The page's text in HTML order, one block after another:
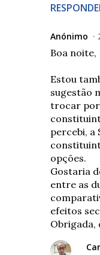
Anónimo
Boa noite,
Estou
sugestão
trocar por
percebi, a
opções.
Gostaria
entre as
efeitos
Obrigada,